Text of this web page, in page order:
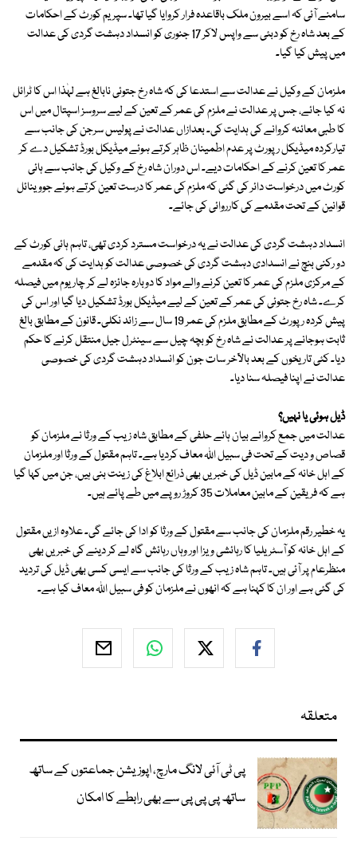
سامنے آئی کہ اسے بیرون ملک باقاعدہ فرار کروایا گیا تھا۔ سپریم کورٹ کے احکامات
کے بعد شاہ رخ کو دبئی سے واپس لاکر 17 جنوری کو انسداد دہشت گردی کی عدالت
میں پیش کیا گیا۔
ملزمان کے وکیل نے عدالت سے استدعا کی کہ شاہ رخ جتوئی نابالغ ہے لہٰذا اس کا ٹرائل
نہ کیا جائے، جس پر عدالت نے ملزم کی عمر کے تعین کے لیے سروسز اسپتال میں اس
کا طبی معائنہ کروانے کی ہدایت کی۔ بعدازاں عدالت نے پولیس سرجن کی جانب سے
تیارکردہ میڈیکل رپورٹ پر عدم اطمینان ظاہر کرتے ہوئے میڈیکل بورڈ تشکیل دے کر
عمر کا تعین کرنے کے احکامات دیے۔ اس دوران شاہ رخ کے وکیل کی جانب سے ہائی
کورٹ میں درخواست دائر کی گئی کہ ملزم کی عمر کا درست تعین کرتے ہوئے جووینائل
قوانین کے تحت مقدمے کی کارروائی کی جائے۔
انسداد دہشت گردی کی عدالت نے یہ درخواست مسترد کردی تھی، تاہم ہائی کورٹ کے
دو رکنی بنچ نے انسدادی دہشت گردی کی خصوصی عدالت کو ہدایت کی کہ مقدمے
کے مرکزی ملزم کی عمر کا تعین کرنے والے مواد کا دوبارہ جائزہ لے کر چار یوم میں فیصلہ
کرے۔ شاہ رخ جتوئی کی عمر کے تعین کے لیے میڈیکل بورڈ تشکیل دیا گیا اور اس کی
پیش کردہ رپورٹ کے مطابق ملزم کی عمر 19 سال سے زائد نکلی۔ قانون کے مطابق بالغ
ثابت ہوجانے پر عدالت نے شاہ رخ کو بچہ چیل سے سینٹرل جیل منتقل کرنے کا حکم
دیا۔ کئی تاریخوں کے بعد بالآخر سات جون کو انسداد دہشت گردی کی خصوصی
عدالت نے اپنا فیصلہ سنا دیا۔
ڈیل ہوئی یا نہیں؟
عدالت میں جمع کروائے بیان ہائے حلفی کے مطابق شاہ زیب کے ورثا نے ملزمان کو
قصاص و دیت کے تحت فی سبیل اﷲ معاف کردیا ہے۔ تاہم مقتول کے ورثا اور ملزمان
کے اہل خانہ کے مابین ڈیل کی خبریں بھی ذرائع ابلاغ کی زینت بنی ہیں، جن میں کہا گیا
ہے کہ فریقین کے مابین معاملات 35 کروڑ روپے میں طے پائے ہیں۔
یہ خطیر رقم ملزمان کی جانب سے مقتول کے ورثا کو ادا کی جائے گی۔ علاوہ ازیں مقتول
کے اہل خانہ کو آسٹریلیا کا رہائشی ویزا اور وہاں رہائش گاہ لے کر دینے کی خبریں بھی
منظرعام پر آئی ہیں۔ تاہم شاہ زیب کے ورثا کی جانب سے ایسی کسی بھی ڈیل کی تردید
کی گئی ہے اور ان کا کہنا ہے کہ انھوں نے ملزمان کو فی سبیل اﷲ معاف کیا ہے۔
متعلقہ
پی ٹی آئی لانگ مارچ، اپوزیشن جماعتوں کے ساتھ
ساتھ پی پی پی سے بھی رابطے کا امکان